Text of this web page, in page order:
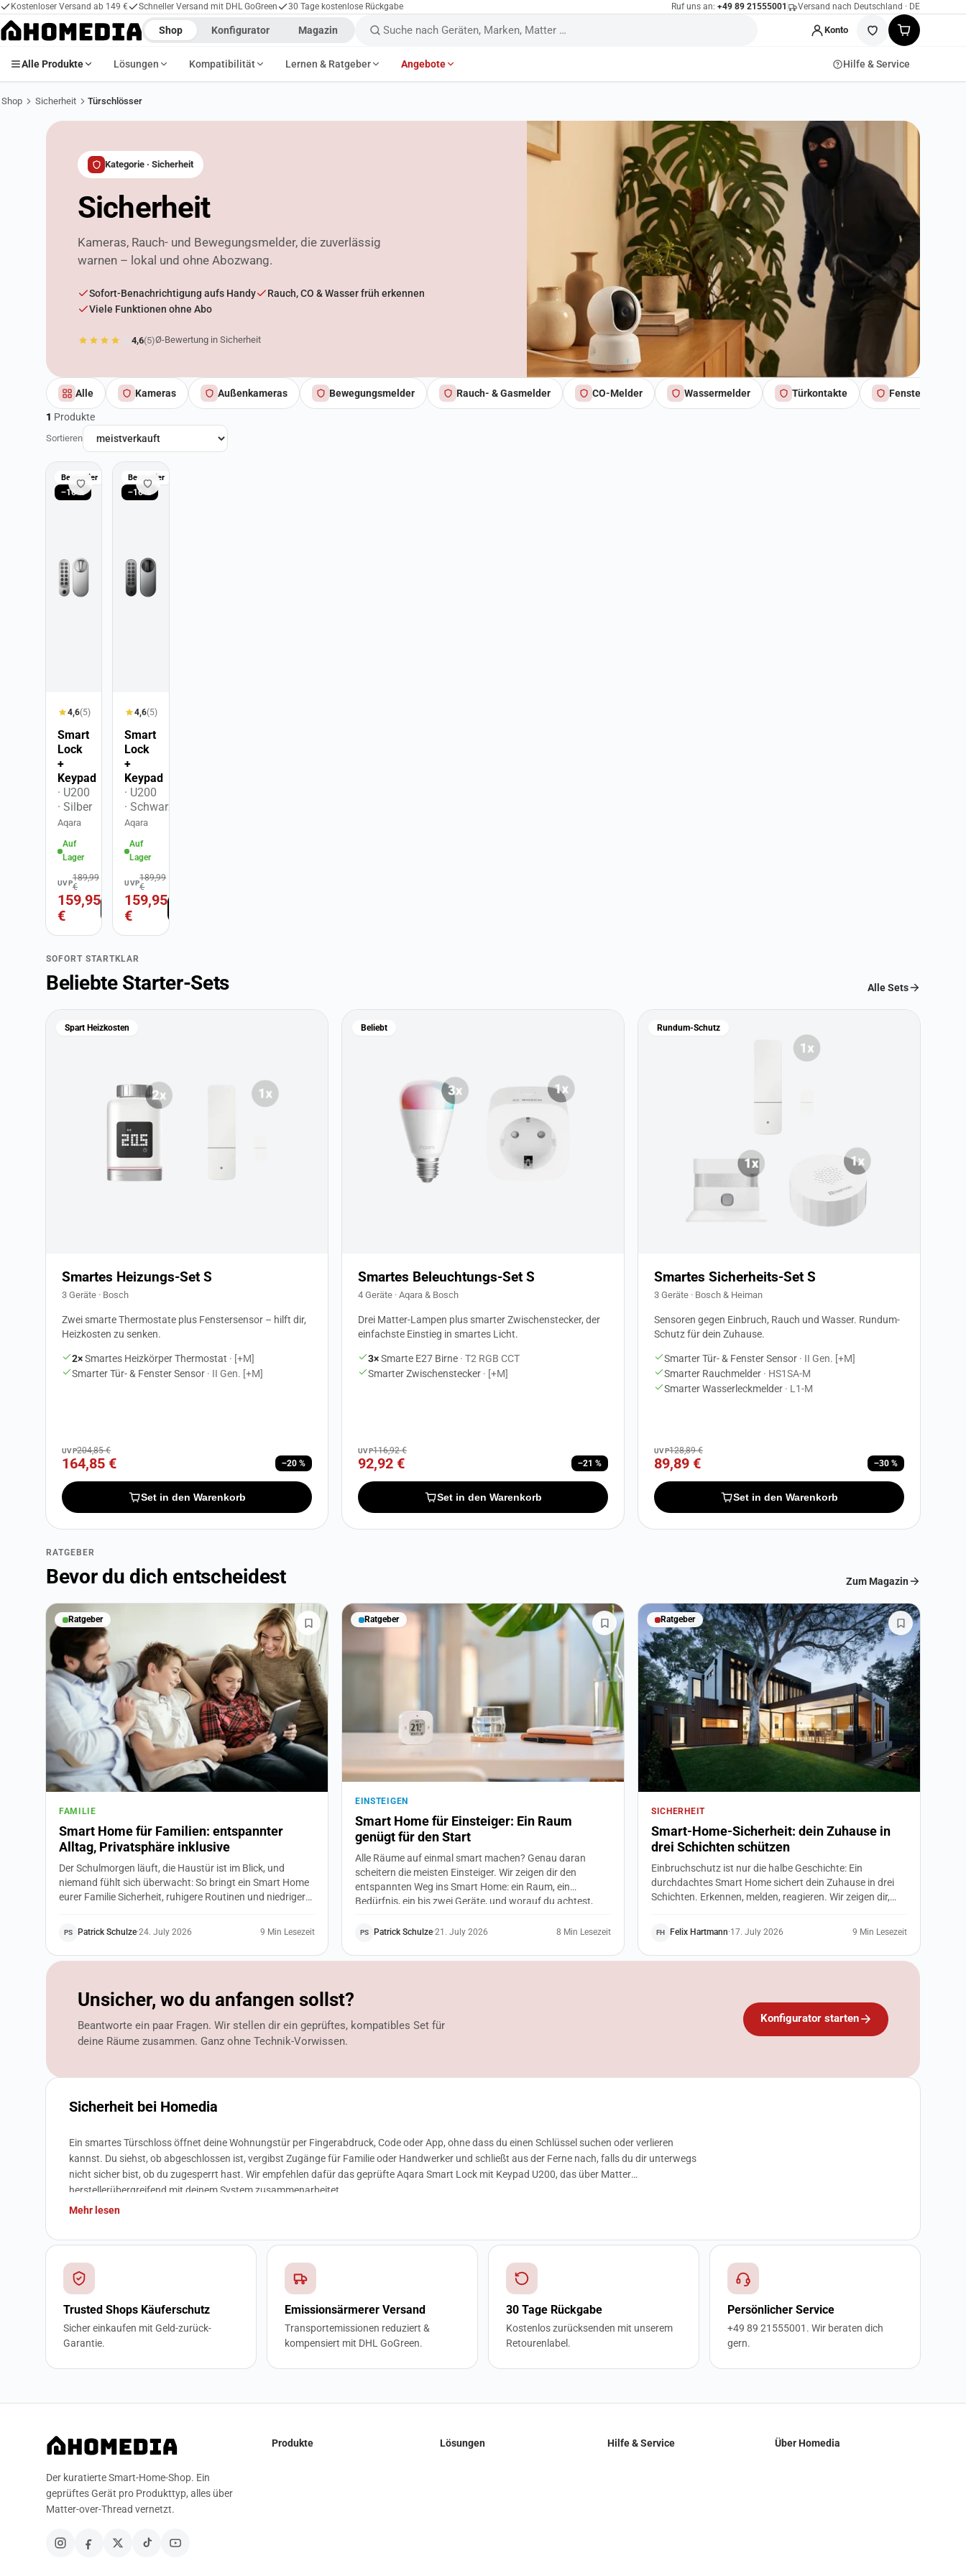
Kostenloser Versand ab 149 € Schneller Versand mit DHL GoGreen 30 Tage kostenlose Rückgabe Ruf uns an: +49 89 21555001 Versand nach Deutschland · DE
Shop Konfigurator Magazin
Im Shop suchen
Konto
Alle Produkte Lösungen Kompatibilität Lernen & Ratgeber Angebote Hilfe & Service
Shop Sicherheit Türschlösser
Kategorie · Sicherheit
Sicherheit
Kameras, Rauch- und Bewegungsmelder, die zuverlässig
warnen – lokal und ohne Abozwang.
Sofort-Benachrichtigung aufs Handy
Rauch, CO & Wasser früh erkennen
Viele Funktionen ohne Abo
4,6(5)Ø-Bewertung in Sicherheit
Alle Kameras Außenkameras Bewegungsmelder Rauch- & Gasmelder CO-Melder Wassermelder Türkontakte Fensterkontakte
1 Produkte
Sortieren
Produkte in Sicherheit
Bestseller
−16 %
4,6(5)
Smart
Lock
+
Keypad
· U200
· Silber
Aqara
Auf
Lager
UVP189,99
€
159,95
€
Bestseller
−16 %
4,6(5)
Smart
Lock
+
Keypad
· U200
· Schwarz
Aqara
Auf
Lager
UVP189,99
€
159,95
€
SOFORT STARTKLAR
Beliebte Starter-Sets Alle Sets
Spart Heizkosten
Smartes Heizungs-Set S
3 Geräte · Bosch
Zwei smarte Thermostate plus Fenstersensor – hilft dir,
Heizkosten zu senken.
2×Smartes Heizkörper Thermostat · [+M]
Smarter Tür- & Fenster Sensor · II Gen. [+M]
UVP204,85 €
164,85 € −20 %
Set in den Warenkorb
Beliebt
Smartes Beleuchtungs-Set S
4 Geräte · Aqara & Bosch
Drei Matter-Lampen plus smarter Zwischenstecker, der
einfachste Einstieg in smartes Licht.
3×Smarte E27 Birne · T2 RGB CCT
Smarter Zwischenstecker · [+M]
UVP116,92 €
92,92 € −21 %
Set in den Warenkorb
Rundum-Schutz
Smartes Sicherheits-Set S
3 Geräte · Bosch & Heiman
Sensoren gegen Einbruch, Rauch und Wasser. Rundum-
Schutz für dein Zuhause.
Smarter Tür- & Fenster Sensor · II Gen. [+M]
Smarter Rauchmelder · HS1SA-M
Smarter Wasserleckmelder · L1-M
UVP128,89 €
89,89 € −30 %
Set in den Warenkorb
RATGEBER
Bevor du dich entscheidest Zum Magazin
Ratgeber
FAMILIE
Smart Home für Familien: entspannter
Alltag, Privatsphäre inklusive
Der Schulmorgen läuft, die Haustür ist im Blick, und
niemand fühlt sich überwacht: So bringt ein Smart Home
eurer Familie Sicherheit, ruhigere Routinen und niedrigere
Kindern und Großeltern.
PS Patrick Schulze·24. July 2026 9 Min Lesezeit
Ratgeber
EINSTEIGEN
Smart Home für Einsteiger: Ein Raum
genügt für den Start
Alle Räume auf einmal smart machen? Genau daran
scheitern die meisten Einsteiger. Wir zeigen dir den
entspannten Weg ins Smart Home: ein Raum, ein
Bedürfnis, ein bis zwei Geräte, und worauf du achtest,
Vorwissen.
PS Patrick Schulze·21. July 2026 8 Min Lesezeit
Ratgeber
SICHERHEIT
Smart-Home-Sicherheit: dein Zuhause in
drei Schichten schützen
Einbruchschutz ist nur die halbe Geschichte: Ein
durchdachtes Smart Home sichert dein Zuhause in drei
Schichten. Erkennen, melden, reagieren. Wir zeigen dir,
sinnvoll sind, was bei Außenkameras rechtlich gilt und
warum die günstigsten Geräte oft die wichtigsten sind.
FH Felix Hartmann·17. July 2026 9 Min Lesezeit
Unsicher, wo du anfangen sollst?
Beantworte ein paar Fragen. Wir stellen dir ein geprüftes, kompatibles Set für
deine Räume zusammen. Ganz ohne Technik-Vorwissen.
Konfigurator starten
Sicherheit bei Homedia
Ein smartes Türschloss öffnet deine Wohnungstür per Fingerabdruck, Code oder App, ohne dass du einen Schlüssel suchen oder verlieren
kannst. Du siehst, ob abgeschlossen ist, vergibst Zugänge für Familie oder Handwerker und schließt aus der Ferne nach, falls du dir unterwegs
nicht sicher bist, ob du zugesperrt hast. Wir empfehlen dafür das geprüfte Aqara Smart Lock mit Keypad U200, das über Matter
herstellerübergreifend mit deinem System zusammenarbeitet.
Mehr lesen
Trusted Shops Käuferschutz
Sicher einkaufen mit Geld-zurück-
Garantie.
Emissionsärmerer Versand
Transportemissionen reduziert &
kompensiert mit DHL GoGreen.
30 Tage Rückgabe
Kostenlos zurücksenden mit unserem
Retourenlabel.
Persönlicher Service
+49 89 21555001. Wir beraten dich
gern.
Der kuratierte Smart-Home-Shop. Ein
geprüftes Gerät pro Produkttyp, alles über
Matter-over-Thread vernetzt.
Produkte Lösungen Hilfe & Service Über Homedia